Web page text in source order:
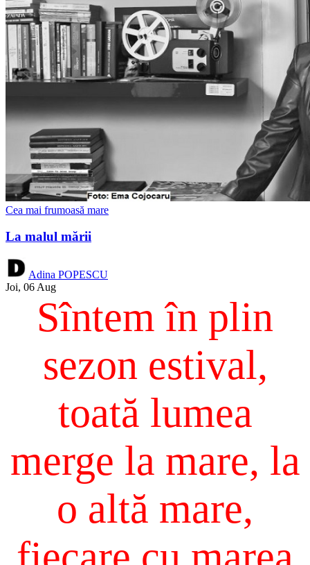
Cea mai frumoasă mare
La malul mării
Adina POPESCU
Joi, 06 Aug
Sîntem în plin
sezon estival,
toată lumea
merge la mare, la
o altă mare,